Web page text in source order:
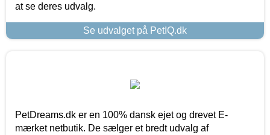
at se deres udvalg.
Se udvalget på PetIQ.dk
PetDreams.dk er en 100% dansk ejet og drevet E-
mærket netbutik. De sælger et bredt udvalg af